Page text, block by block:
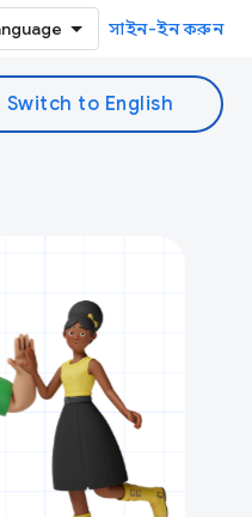
সাইন-ইন করুন